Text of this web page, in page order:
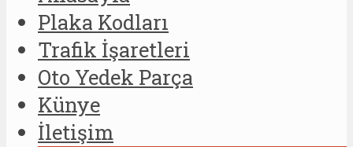
Plaka Kodları
Trafik İşaretleri
Oto Yedek Parça
Künye
İletişim